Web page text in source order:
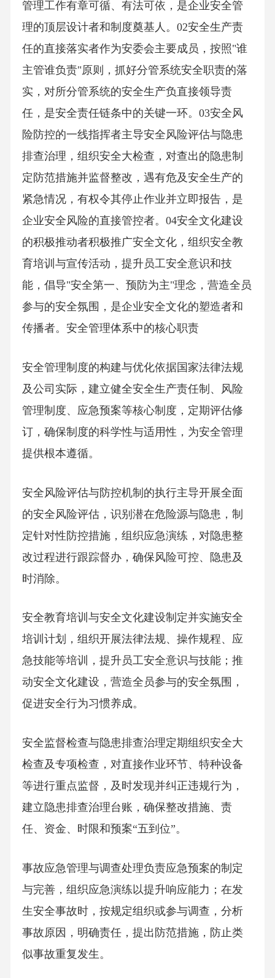
管理工作有章可循、有法可依，是企业安全管
理的顶层设计者和制度奠基人。02安全生产责
任的直接落实者作为安委会主要成员，按照"谁
主管谁负责"原则，抓好分管系统安全职责的落
实，对所分管系统的安全生产负直接领导责
任，是安全责任链条中的关键一环。03安全风
险防控的一线指挥者主导安全风险评估与隐患
排查治理，组织安全大检查，对查出的隐患制
定防范措施并监督整改，遇有危及安全生产的
紧急情况，有权令其停止作业并立即报告，是
企业安全风险的直接管控者。04安全文化建设
的积极推动者积极推广安全文化，组织安全教
育培训与宣传活动，提升员工安全意识和技
能，倡导"安全第一、预防为主"理念，营造全员
参与的安全氛围，是企业安全文化的塑造者和
传播者。安全管理体系中的核心职责
安全管理制度的构建与优化依据国家法律法规
及公司实际，建立健全安全生产责任制、风险
管理制度、应急预案等核心制度，定期评估修
订，确保制度的科学性与适用性，为安全管理
提供根本遵循。
安全风险评估与防控机制的执行主导开展全面
的安全风险评估，识别潜在危险源与隐患，制
定针对性防控措施，组织应急演练，对隐患整
改过程进行跟踪督办，确保风险可控、隐患及
时消除。
安全教育培训与安全文化建设制定并实施安全
培训计划，组织开展法律法规、操作规程、应
急技能等培训，提升员工安全意识与技能；推
动安全文化建设，营造全员参与的安全氛围，
促进安全行为习惯养成。
安全监督检查与隐患排查治理定期组织安全大
检查及专项检查，对直接作业环节、特种设备
等进行重点监督，及时发现并纠正违规行为，
建立隐患排查治理台账，确保整改措施、责
任、资金、时限和预案“五到位”。
事故应急管理与调查处理负责应急预案的制定
与完善，组织应急演练以提升响应能力；在发
生安全事故时，按规定组织或参与调查，分析
事故原因，明确责任，提出防范措施，防止类
似事故重复发生。